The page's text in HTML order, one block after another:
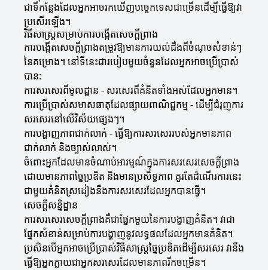
ជាទីកន្លែងដែលអ្នកអាចរកឃើញបច្ចេកទេសជាច្រើនដើម្បីធ្វើឱ្យវា
ប្រសើរឡើង។
វិធីសាស្ត្រសម្រាប់ការបង្កើតសេចក្តីព្រាង
ការបង្កើតសេចក្តីព្រាងតម្រូវឱ្យមានការយល់ដឹងពីចំណុចសំខាន់ៗ
នៃគម្រោង។ នៅទីនេះជារបៀបមួយចំនួនដែលអ្នកអាចប្រើប្រាស់
បាន:
ការសរសេរពីមូលដ្ឋាន - សរសេរពីគំនិតទាំងអស់ដែលអ្នកមាន។
ការប្រើប្រាស់សមាសធាតុដែលផ្សាយពាណិជ្ជកម្ម - ដើម្បីជំរុញការ
សរសេរនៅលើវិស័យផ្សេងៗ។
ការបង្ហាញភាពជាក់លាក់ - ធ្វើឱ្យការសរសេររបស់អ្នកមានភាព
ជាក់លាក់ និងច្បាស់លាស់។
ចំពោះអ្នកដែលមានចំណាប់អារម្មណ៍ក្នុងការសរសេរសេចក្តីព្រាង
ដោយមានភាពច្នៃប្រឌិត និងមានប្រសិទ្ធភាព គួរតែដំណើរការនេះ
ជាមួយគំនិតស្រដៀងនឹងការសរសេរដែលអ្នកបានធ្វើ។
សេចក្តីសន្និដ្ឋាន
ការសរសេរសេចក្តីព្រាងគឺជាផ្នែកមួយនៃការបង្ហាញគំនិត។ វាជា
ផ្នែកសំខាន់សម្រាប់ការបង្ហាញនូវលទ្ធផលដែលអ្នកមានគំនិត។
ប្រសិនបើអ្នកអាចប្រើប្រាស់វិធីសាស្ត្រច្នៃប្រឌិតដើម្បីសរសេរ វានឹង
ធ្វើឱ្យអ្នកក្លាយជាអ្នកសរសេរដែលមានភាពរីកចម្រើន។